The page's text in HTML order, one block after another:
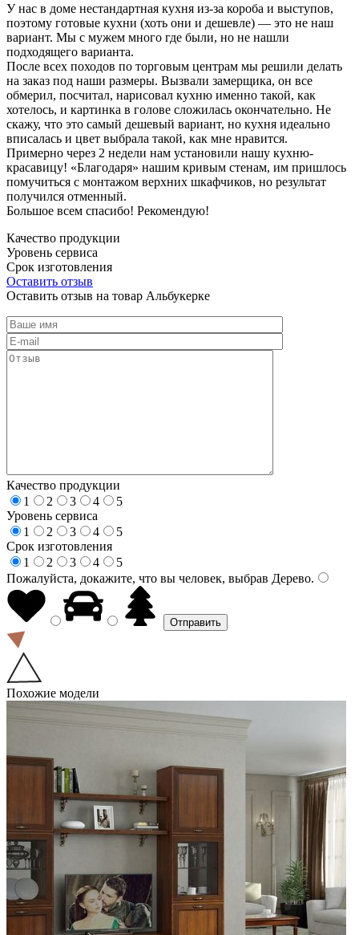
У нас в доме нестандартная кухня из-за короба и выступов,
поэтому готовые кухни (хоть они и дешевле) — это не наш
вариант. Мы с мужем много где были, но не нашли
подходящего варианта.
После всех походов по торговым центрам мы решили делать
на заказ под наши размеры. Вызвали замерщика, он все
обмерил, посчитал, нарисовал кухню именно такой, как
хотелось, и картинка в голове сложилась окончательно. Не
скажу, что это самый дешевый вариант, но кухня идеально
вписалась и цвет выбрала такой, как мне нравится.
Примерно через 2 недели нам установили нашу кухню-
красавицу! «Благодаря» нашим кривым стенам, им пришлось
помучиться с монтажом верхних шкафчиков, но результат
получился отменный.
Большое всем спасибо! Рекомендую!
Качество продукции
Уровень сервиса
Срок изготовления
Оставить отзыв
Оставить отзыв на товар Альбукерке
Качество продукции
1
2 3 4
5
Уровень сервиса
1
2 3 4
5
Срок изготовления
1
2 3 4
5
Пожалуйста, докажите, что вы человек, выбрав Дерево.
Похожие модели